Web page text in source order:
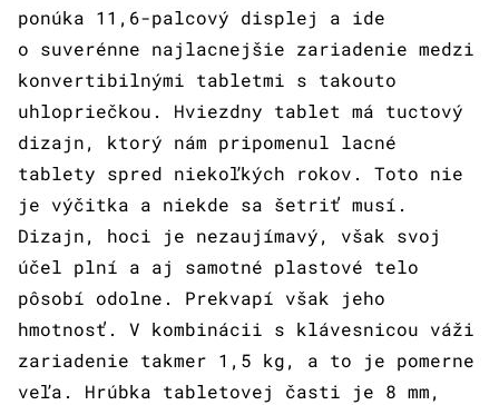
ponúka 11,6-palcový displej a ide
o suverénne najlacnejšie zariadenie medzi
konvertibilnými tabletmi s takouto
uhlopriečkou. Hviezdny tablet má tuctový
dizajn, ktorý nám pripomenul lacné
tablety spred niekoľkých rokov. Toto nie
je výčitka a niekde sa šetriť musí.
Dizajn, hoci je nezaujímavý, však svoj
účel plní a aj samotné plastové telo
pôsobí odolne. Prekvapí však jeho
hmotnosť. V kombinácii s klávesnicou váži
zariadenie takmer 1,5 kg, a to je pomerne
veľa. Hrúbka tabletovej časti je 8 mm,